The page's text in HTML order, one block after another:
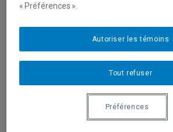
« Préférences ».
Tout refuser
Autoriser les témoins
Préférences